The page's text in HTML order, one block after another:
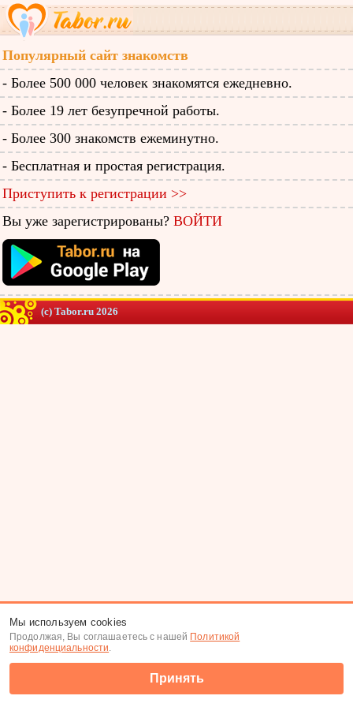
Популярный сайт знакомств
- Более 500 000 человек знакомятся ежедневно.
- Более 19 лет безупречной работы.
- Более 300 знакомств ежеминутно.
- Бесплатная и простая регистрация.
Приступить к регистрации >>
Вы уже зарегистрированы? ВОЙТИ
(c) Tabor.ru 2026
Мы используем cookies
Продолжая, Вы соглашаетесь с нашей Политикой
конфиденциальности.
Принять